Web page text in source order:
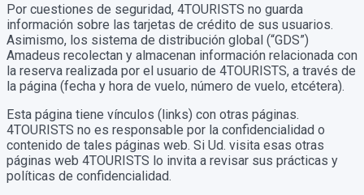
Por cuestiones de seguridad, 4TOURISTS no guarda
información sobre las tarjetas de crédito de sus usuarios.
Asimismo, los sistema de distribución global (“GDS”)
Amadeus recolectan y almacenan información relacionada con
la reserva realizada por el usuario de 4TOURISTS, a través de
la página (fecha y hora de vuelo, número de vuelo, etcétera).
Esta página tiene vínculos (links) con otras páginas.
4TOURISTS no es responsable por la confidencialidad o
contenido de tales páginas web. Si Ud. visita esas otras
páginas web 4TOURISTS lo invita a revisar sus prácticas y
políticas de confidencialidad.